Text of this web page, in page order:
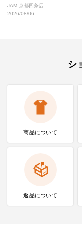
好な絶対行くべきショップ厳選！
JAM 京都四条店
2026/08/06
シ
商品について
返品について